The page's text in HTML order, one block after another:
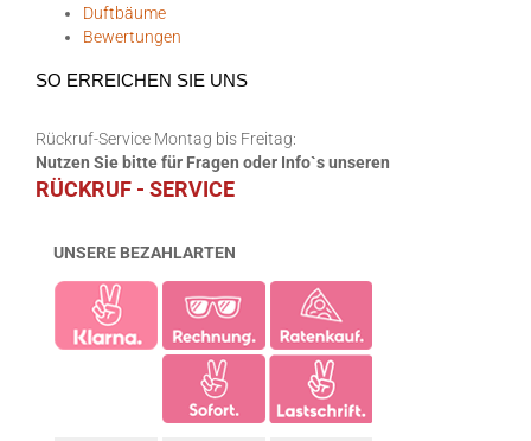
Duftbäume
Bewertungen
SO ERREICHEN SIE UNS
Rückruf-Service Montag bis Freitag:
Nutzen Sie bitte für Fragen oder Info`s unseren
RÜCKRUF - SERVICE
UNSERE BEZAHLARTEN